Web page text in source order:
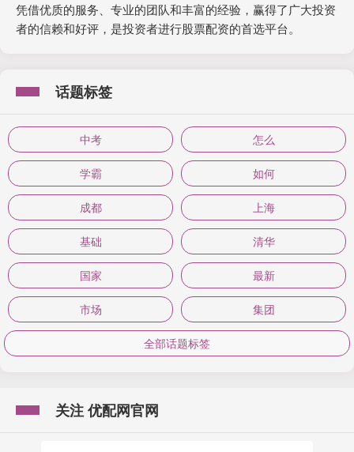
凭借优质的服务、专业的团队和丰富的经验，赢得了广大投资
者的信赖和好评，是投资者进行股票配资的首选平台。
话题标签
中考 怎么
学霸 如何
成都 上海
基础 清华
国家 最新
市场 集团
全部话题标签
关注 优配网官网